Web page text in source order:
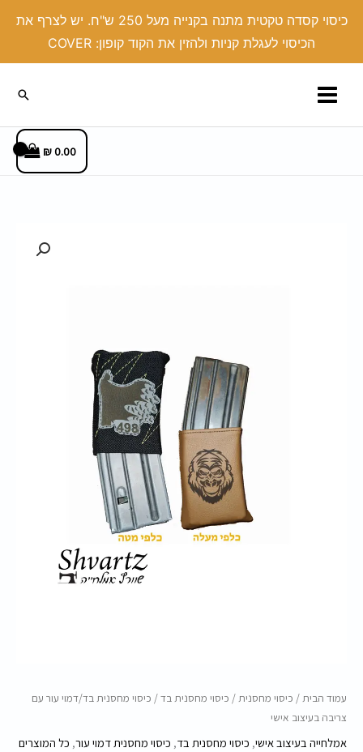
כיסוי קסדה טקטית מתנה בקנייה מעל 250 ש"ח. יש לצרף את
הכיסוי לעגלת קניות ולהזין את הקוד קופון: COVER
חיפוש
0.00
₪
עמוד הבית/ כיסוי מחסנית/ כיסוי מחסנית בד/ כיסוי מחסנית בד/דמוי עור עם
צריבה בעיצוב אישי
אמלחייה בעיצוב אישי, כיסוי מחסנית בד, כיסוי מחסנית דמוי עור, כל המוצרים